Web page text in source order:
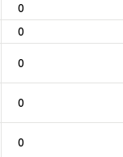
0
0
0
0
0